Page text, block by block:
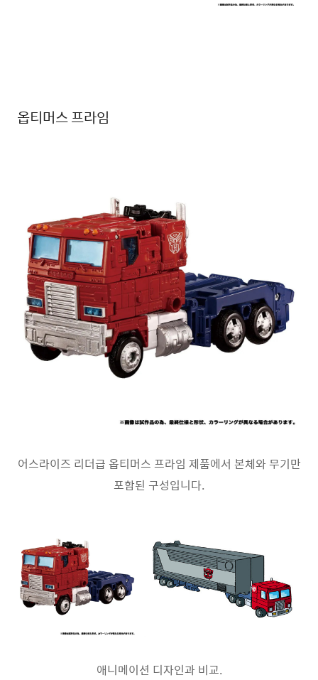
옵티머스 프라임
어스라이즈 리더급 옵티머스 프라임 제품에서 본체와 무기만
포함된 구성입니다.
애니메이션 디자인과 비교.